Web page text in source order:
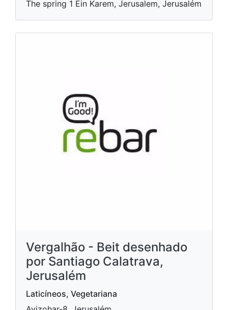
The spring 1 Ein Karem, Jerusalem, Jerusalém
Vergalhão - Beit desenhado
por Santiago Calatrava,
Jerusalém
Laticíneos, Vegetariana